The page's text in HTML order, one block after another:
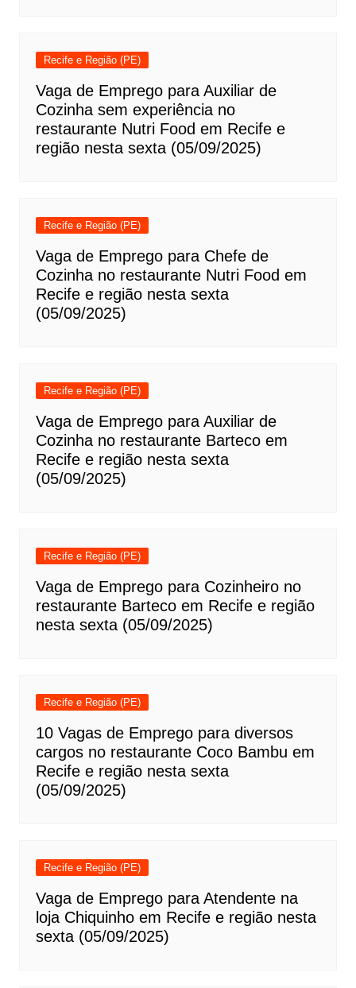
Recife e Região (PE)
Vaga de Emprego para Auxiliar de
Cozinha sem experiência no
restaurante Nutri Food em Recife e
região nesta sexta (05/09/2025)
Recife e Região (PE)
Vaga de Emprego para Chefe de
Cozinha no restaurante Nutri Food em
Recife e região nesta sexta
(05/09/2025)
Recife e Região (PE)
Vaga de Emprego para Auxiliar de
Cozinha no restaurante Barteco em
Recife e região nesta sexta
(05/09/2025)
Recife e Região (PE)
Vaga de Emprego para Cozinheiro no
restaurante Barteco em Recife e região
nesta sexta (05/09/2025)
Recife e Região (PE)
10 Vagas de Emprego para diversos
cargos no restaurante Coco Bambu em
Recife e região nesta sexta
(05/09/2025)
Recife e Região (PE)
Vaga de Emprego para Atendente na
loja Chiquinho em Recife e região nesta
sexta (05/09/2025)